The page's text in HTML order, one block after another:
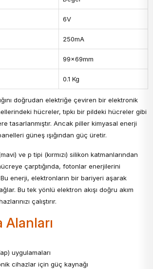
6V
250mA
99x69mm
0.1 Kg
doğrudan elektriğe çeviren bir elektronik
hücreler, tıpkı bir pildeki hücreler gibi
tasarlanmıştır. Ancak piller kimyasal enerji
güneş ışığından güç üretir.
ve p tipi (kırmızı) silikon katmanlarından
çarptığında, fotonlar enerjilerini
enerji, elektronların bir bariyeri aşarak
Bu tek yönlü elektron akışı doğru akım
çalıştırır.
uygulamaları
cihazlar için güç kaynağı